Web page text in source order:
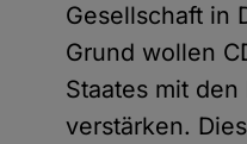
Gesellschaft in
Grund wollen
Staates mit
verstärken.